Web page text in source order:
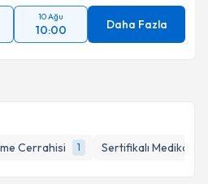
Cerrahisi 1 Sertifikalı Medikal
10 Ağu
10:00 Daha Fazla